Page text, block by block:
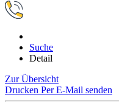
Suche
Detail
Zur Übersicht
Drucken Per E-Mail senden